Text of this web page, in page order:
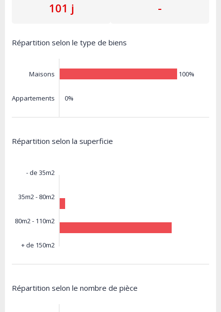
101 j -
Répartition selon le type de biens
Maisons
Appartements
100%
0%
Répartition selon la superficie
- de 35m2
35m2 - 80m2
80m2 - 110m2
+ de 150m2
Répartition selon le nombre de pièce